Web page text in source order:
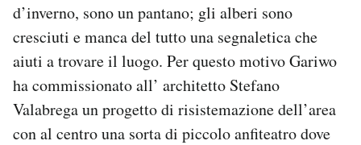
d’inverno, sono un pantano; gli alberi sono
cresciuti e manca del tutto una segnaletica che
aiuti a trovare il luogo. Per questo motivo Gariwo
ha commissionato all’ architetto Stefano
Valabrega un progetto di risistemazione dell’area
con al centro una sorta di piccolo anfiteatro dove